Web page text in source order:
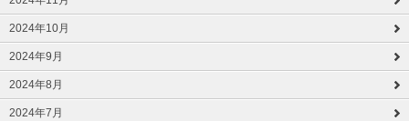
2024年10月
2024年9月
2024年8月
2024年7月